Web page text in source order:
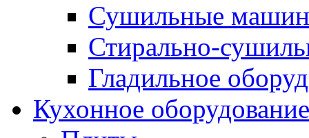
Сушильные
Стирально-
Гладильное
Кухонное оборудование